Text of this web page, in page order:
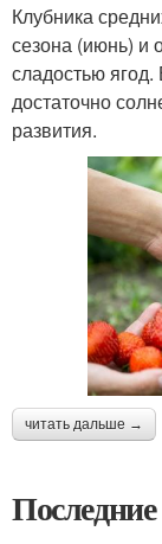
Клубника
сезона (июнь) и
сладостью ягод.
достаточно
развития.
читать дальше →